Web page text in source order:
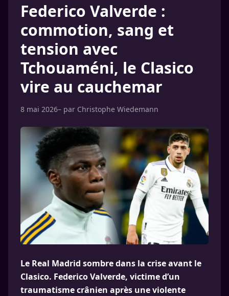
Federico Valverde :
commotion, sang et
tension avec
Tchouaméni, le Clasico
vire au cauchemar
8 mai 2026– par Christophe Wiedemann
Le Real Madrid sombre dans la crise avant le
Clasico. Federico Valverde, victime d’un
traumatisme crânien après une violente